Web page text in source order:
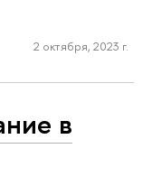
2 октября, 2023 г.
в